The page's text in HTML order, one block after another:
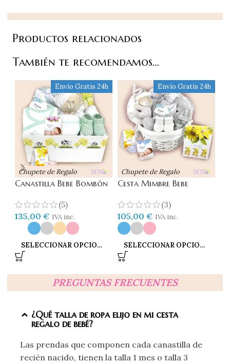
Productos relacionados
También te recomendamos…
Chupete de Regalo
Envío Gratis 24h
Canastilla Bebe Bombón
(5)
135,00 € IVA inc.
SELECCIONAR OPCIONES
Chupete de Regalo
Envío Gratis 24h
Cesta Mimbre Bebe
(3)
105,00 € IVA inc.
SELECCIONAR OPCIONES
PREGUNTAS FRECUENTES
¿Qué talla de ropa elijo en mi cesta
regalo de bebé?
Las prendas que componen cada canastilla de
recién nacido, tienen la talla 1 mes o talla 3